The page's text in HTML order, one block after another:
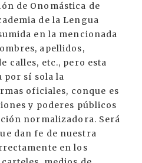
de Onomástica de
de la Lengua
en la mencionada
apellidos,
calles, etc., pero esta
por sí sola la
oficiales, conque es
y poderes públicos
normalizadora. Será
dan fe de nuestra
en los